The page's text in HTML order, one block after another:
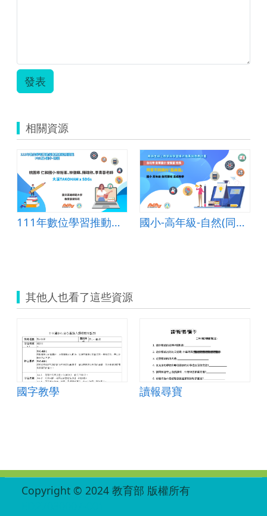
發表
相關資源
111年數位學習推動優良教案-PBL組(國小)-特優-桃園市仁和國小-林裕峯、林徹輝、陳瑋欣、李青蓉老師 國小-高年級-自然(同音不同調的「露與霜」)-B-混成教學-台北市金華國小-曾振富校長
其他人也看了這些資源
國字教學 讀報尋寶
Copyright © 2024 教育部 版權所有